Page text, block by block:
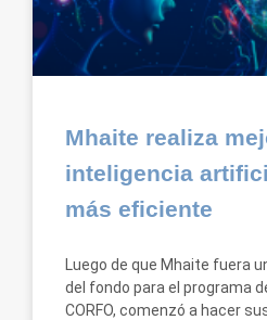
Mhaite realiza
inteligencia
más eficiente
Luego de que Mhaite fuera
del fondo para el programa
CORFO, comenzó a hacer